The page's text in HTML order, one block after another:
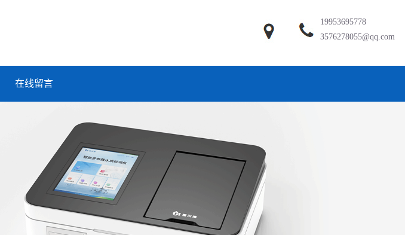
19953695778
3576278055@qq.com
在线留言